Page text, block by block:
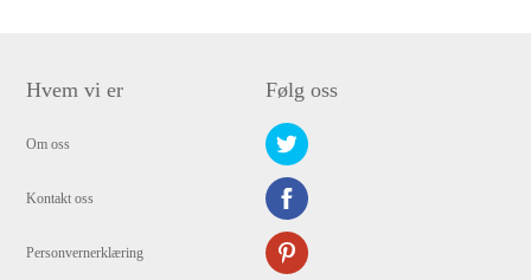
Hvem vi er
Om oss
Kontakt oss
Personvernerklæring
Følg oss